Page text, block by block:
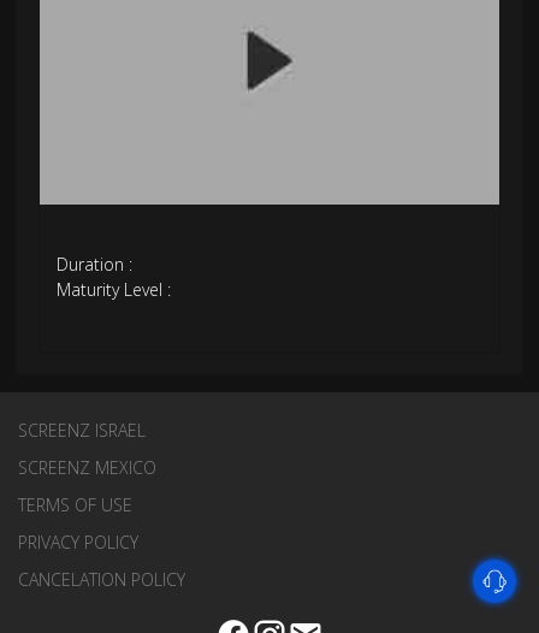
Duration :
Maturity Level :
SCREENZ ISRAEL
SCREENZ MEXICO
TERMS OF USE
PRIVACY POLICY
CANCELATION POLICY